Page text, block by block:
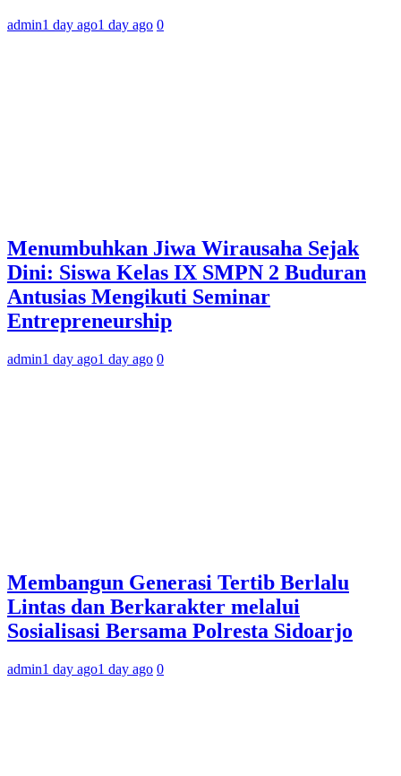
admin1 day ago1 day ago 0
Menumbuhkan Jiwa Wirausaha Sejak
Dini: Siswa Kelas IX SMPN 2 Buduran
Antusias Mengikuti Seminar
Entrepreneurship
admin1 day ago1 day ago 0
Membangun Generasi Tertib Berlalu
Lintas dan Berkarakter melalui
Sosialisasi Bersama Polresta Sidoarjo
admin1 day ago1 day ago 0